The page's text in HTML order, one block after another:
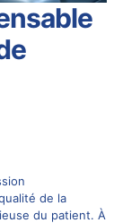
de la
du patient. À